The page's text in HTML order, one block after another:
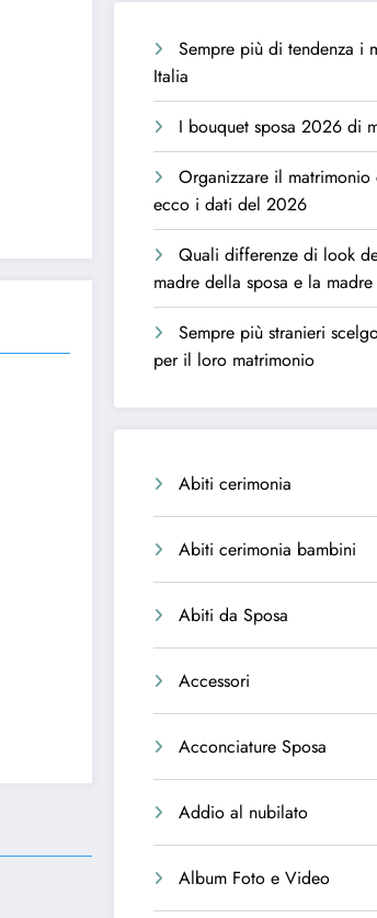
Sempre più di tendenza i
Italia
I bouquet sposa 2026 di
Organizzare il
ecco i dati del 2026
Quali differenze di look
madre della sposa e la
Sempre più stranieri
per il loro matrimonio
Abiti cerimonia
Abiti cerimonia bambini
Abiti da Sposa
Accessori
Acconciature Sposa
Addio al nubilato
Album Foto e Video